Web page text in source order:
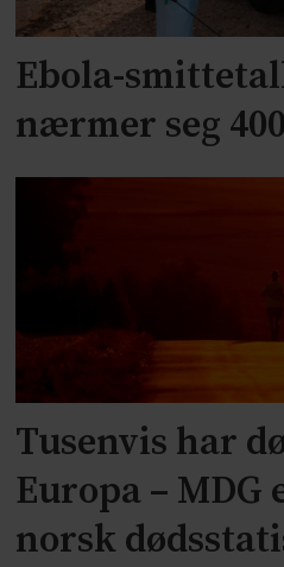
Ebola-
nærmer seg
Tusenvis har
Europa –
norsk